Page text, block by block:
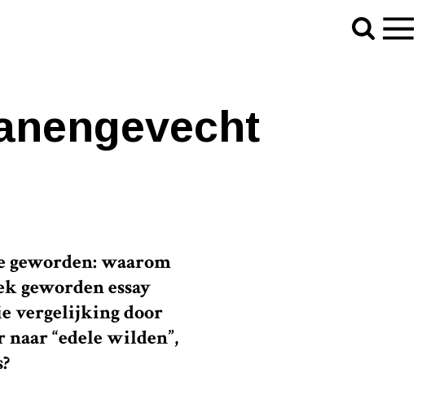
geworden: waarom
geworden essay
vergelijking door
“edele wilden”,